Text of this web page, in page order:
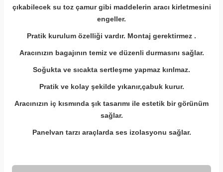
çıkabilecek su toz çamur gibi maddelerin aracı kirletmesini
engeller.
Pratik kurulum özelliği vardır. Montaj gerektirmez .
Aracınızın bagajının temiz ve düzenli durmasını sağlar.
Soğukta ve sıcakta sertleşme yapmaz kırılmaz.
Pratik ve kolay şekilde yıkanır,çabuk kurur.
Aracınızın iç kısmında şık tasarımı ile estetik bir görünüm
sağlar.
Panelvan tarzı araçlarda ses izolasyonu sağlar.